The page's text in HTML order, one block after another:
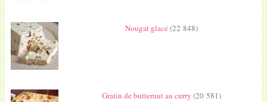
Nougat glacé(22 848)
Gratin de butternut au curry (20 581)